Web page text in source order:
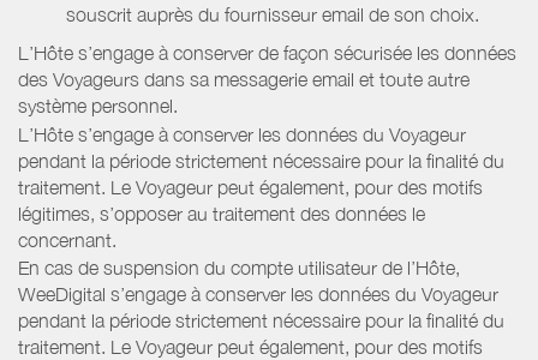
souscrit auprès du fournisseur email de son choix.
L’Hôte s’engage à conserver de façon sécurisée les données
des Voyageurs dans sa messagerie email et toute autre
système personnel.
L’Hôte s’engage à conserver les données du Voyageur
pendant la période strictement nécessaire pour la finalité du
traitement. Le Voyageur peut également, pour des motifs
légitimes, s’opposer au traitement des données le
concernant.
En cas de suspension du compte utilisateur de l’Hôte,
WeeDigital s’engage à conserver les données du Voyageur
pendant la période strictement nécessaire pour la finalité du
traitement. Le Voyageur peut également, pour des motifs